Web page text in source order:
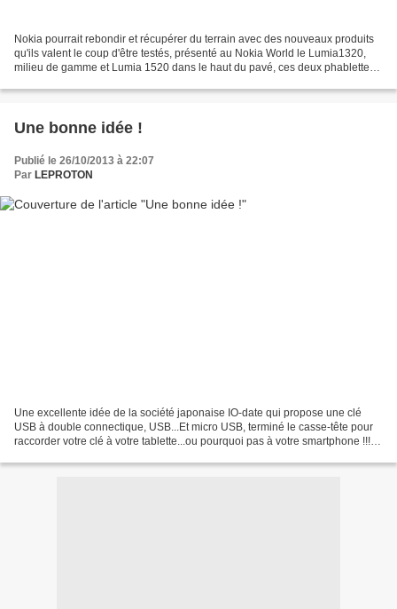
Nokia pourrait rebondir et récupérer du terrain avec des nouveaux produits
qu'ils valent le coup d'être testés, présenté au Nokia World le Lumia1320,
milieu de gamme et Lumia 1520 dans le haut du pavé, ces deux phablettes
Une bonne idée !
Publié le 26/10/2013 à 22:07
Par LEPROTON
Une excellente idée de la société japonaise IO-date qui propose une clé
USB à double connectique, USB...Et micro USB, terminé le casse-tête pour
raccorder votre clé à votre tablette...ou pourquoi pas à votre smartphone !!!